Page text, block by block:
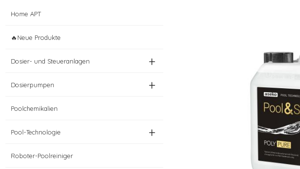
Home APT
🔥Neue Produkte
Dosier- und Steueranlagen +
Dosierpumpen +
Poolchemikalien
Pool-Technologie +
Roboter-Poolreiniger